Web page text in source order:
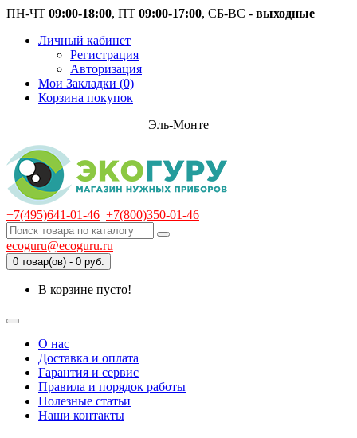
ПН-ЧТ 09:00-18:00, ПТ 09:00-17:00, СБ-ВС - выходные
Личный кабинет
Регистрация
Авторизация
Мои Закладки (0)
Корзина покупок
Эль-Монте
+7(495)641-01-46 +7(800)350-01-46
ecoguru@ecoguru.ru
0 товар(ов) - 0 руб.
В корзине пусто!
О нас
Доставка и оплата
Гарантия и сервис
Правила и порядок работы
Полезные статьи
Наши контакты